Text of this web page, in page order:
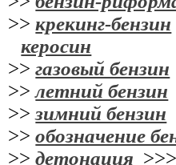
>>крекинг-бензин
керосин
>>газовый бензин
>>летний бензин
>>зимний бензин
>>обозначение
>>детонация